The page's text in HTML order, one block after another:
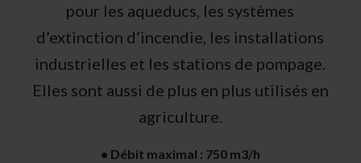
pour les aqueducs, les systèmes
d’extinction d’incendie, les installations
industrielles et les stations de pompage.
Elles sont aussi de plus en plus utilisés en
agriculture.
• Débit maximal : 750 m3/h